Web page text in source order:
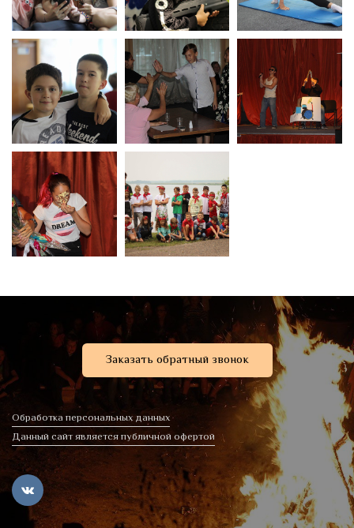
Заказать обратный звонок
Обработка персональных данных
Данный сайт является публичной офертой